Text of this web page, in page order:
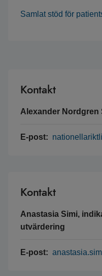
Samlat stöd för
Kontakt
Alexander Nordgren
E-post:
Kontakt
Anastasia Simi,
utvärdering
E-post: